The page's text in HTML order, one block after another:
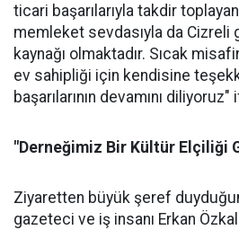
ticari başarılarıyla takdir
memleket sevdasıyla da Cizreli
kaynağı olmaktadır. Sıcak
ev sahipliği için kendisine
başarılarının devamını
"Derneğimiz Bir Kültür Elçiliği
Ziyaretten büyük şeref
gazeteci ve iş insanı Erkan